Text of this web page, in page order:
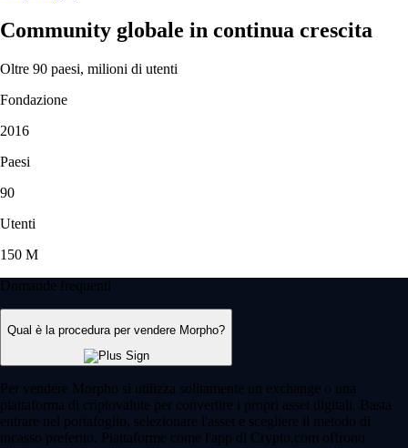
Community globale in continua crescita
Oltre 90 paesi, milioni di utenti
Fondazione
2016
Paesi
90
Utenti
150 M
Domande frequenti
Qual è la procedura per vendere Morpho?
Per vendere Morpho si utilizza solitamente un exchange o una
piattaforma di criptovalute per convertire i propri asset digitali. Basta
entrare nel portafoglio, selezionare l'asset e scegliere il metodo di
incasso preferito. Piattaforme come l'app di Crypto.com offrono